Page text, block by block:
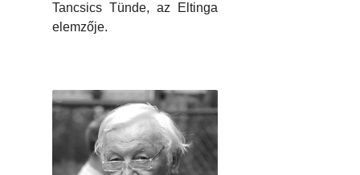
Tancsics Tünde, az Eltinga
elemzője.